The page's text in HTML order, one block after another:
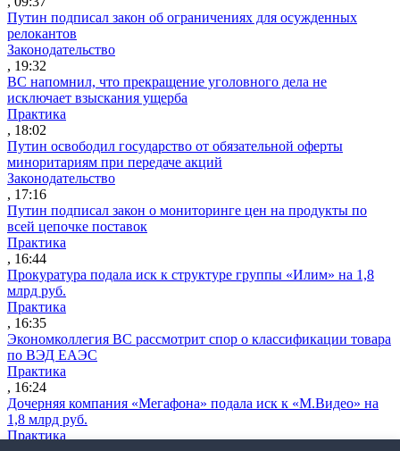
Путин подписал закон об ограничениях для осужденных
релокантов
Законодательство
, 19:32
ВС напомнил, что прекращение уголовного дела не
исключает взыскания ущерба
Практика
, 18:02
Путин освободил государство от обязательной оферты
миноритариям при передаче акций
Законодательство
, 17:16
Путин подписал закон о мониторинге цен на продукты по
всей цепочке поставок
Практика
, 16:44
Прокуратура подала иск к структуре группы «Илим» на 1,8
млрд руб.
Практика
, 16:35
Экономколлегия ВС рассмотрит спор о классификации товара
по ВЭД ЕАЭС
Практика
, 16:24
Дочерняя компания «Мегафона» подала иск к «М.Видео» на
1,8 млрд руб.
Практика